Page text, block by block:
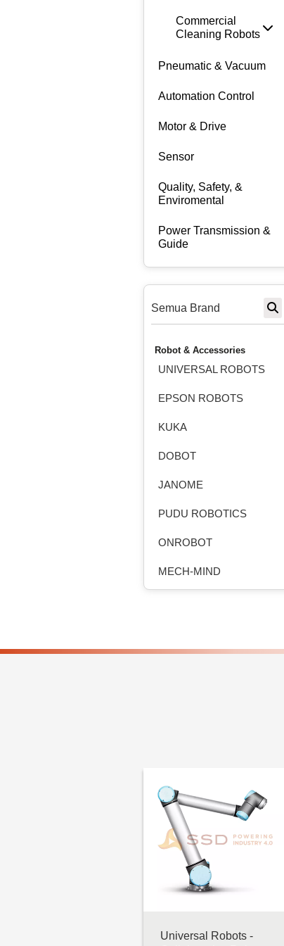
Commercial
Cleaning Robots
Pneumatic & Vacuum
Automation Control
Motor & Drive
Sensor
Quality, Safety, &
Enviromental
Power Transmission &
Guide
Semua Brand
Robot & Accessories
UNIVERSAL ROBOTS
EPSON ROBOTS
KUKA
DOBOT
JANOME
PUDU ROBOTICS
ONROBOT
MECH-MIND
MOBILE INDUSTRIAL
MITSUBISHI ELECTRIC
AUTONICS
WEIDMULLER
ORIENTAL MOTOR
Universal Robots -